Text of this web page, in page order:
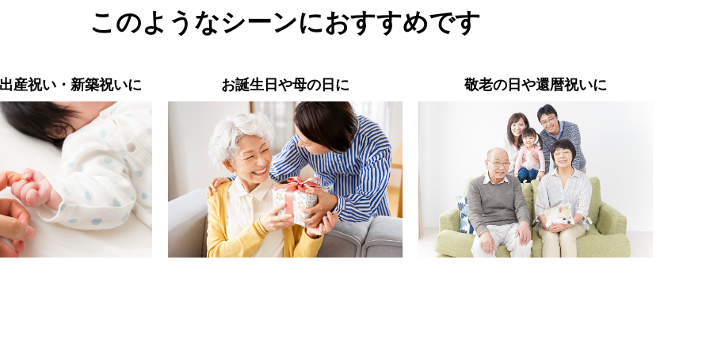
このようなシーンにおすすめです
産祝い・新築祝いに お誕生日や母の日に 敬老の日や還暦祝いに